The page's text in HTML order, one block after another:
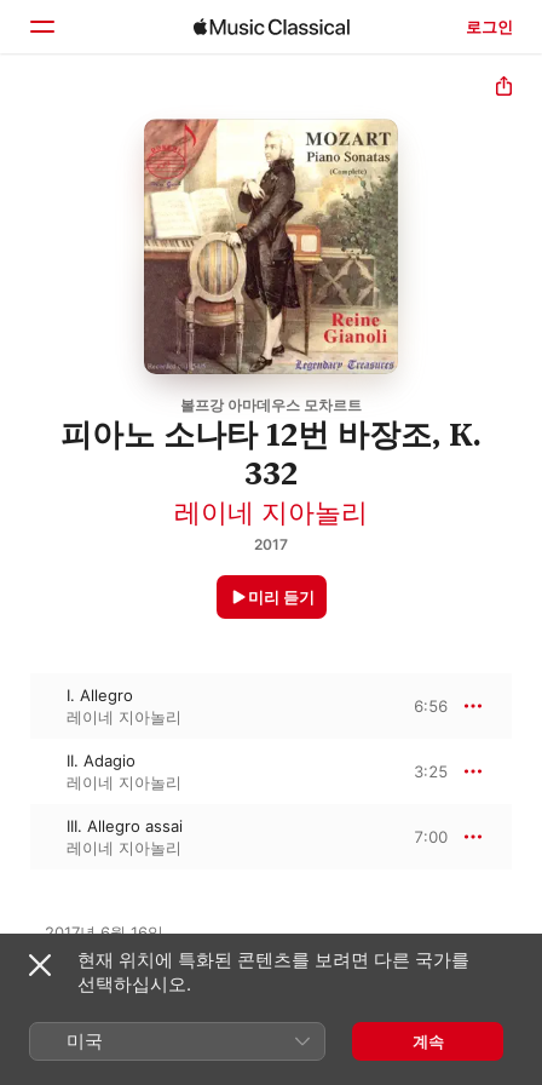
로그인
둘러보기
볼프강 아마데우스 모차르트
피아노 소나타 12번 바장조, K.
332
레이네 지아놀리
2017
미리 듣기
I. Allegro
레이네 지아놀리
6:56
II. Adagio
레이네 지아놀리
3:25
III. Allegro assai
레이네 지아놀리
7:00
2017년 6월 16일
3개 트랙 · 17분
℗ 2017 DOREMI
수록 앨범
현재 위치에 특화된 콘텐츠를 보려면 다른 국가를
선택하십시오.
미국 계속